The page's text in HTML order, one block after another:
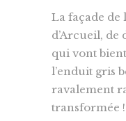
La façade
d’Arcueil, de
qui vont
l’enduit gris
ravalement
transformée !